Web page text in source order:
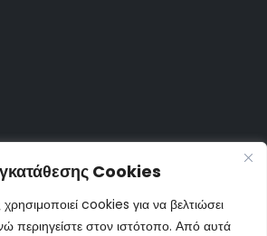
Cookies
cookies για να βελτιώσει
περιηγείστε στον ιστότοπο. Από αυτά